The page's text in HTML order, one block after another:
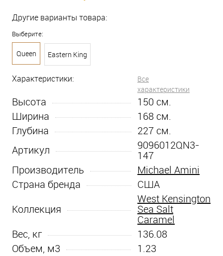
Другие варианты товара:
Выберите:
Queen Eastern King
Характеристики:
Все
характеристики
Высота 150 см.
Ширина
168 см.
Глубина
227 см.
Артикул
9096012QN3-
147
Производитель
Michael Amini
Страна бренда
США
Коллекция
West Kensington
Sea Salt
Caramel
Вес, кг
136.08
Объем, м3
1.23